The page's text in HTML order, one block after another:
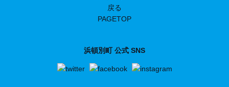
浜頓別町 公式 SNS
PAGETOP